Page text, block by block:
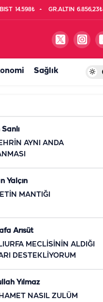
BIST 14.598₺ GR.ALTIN 6.856,23₺
Sağlık
AYNI ANDA
Yalçın
MANTIĞI
Arısüt
MECLİSİNİN ALDIĞI
DESTEKLİYORUM
Yılmaz
NASIL ZULÜM